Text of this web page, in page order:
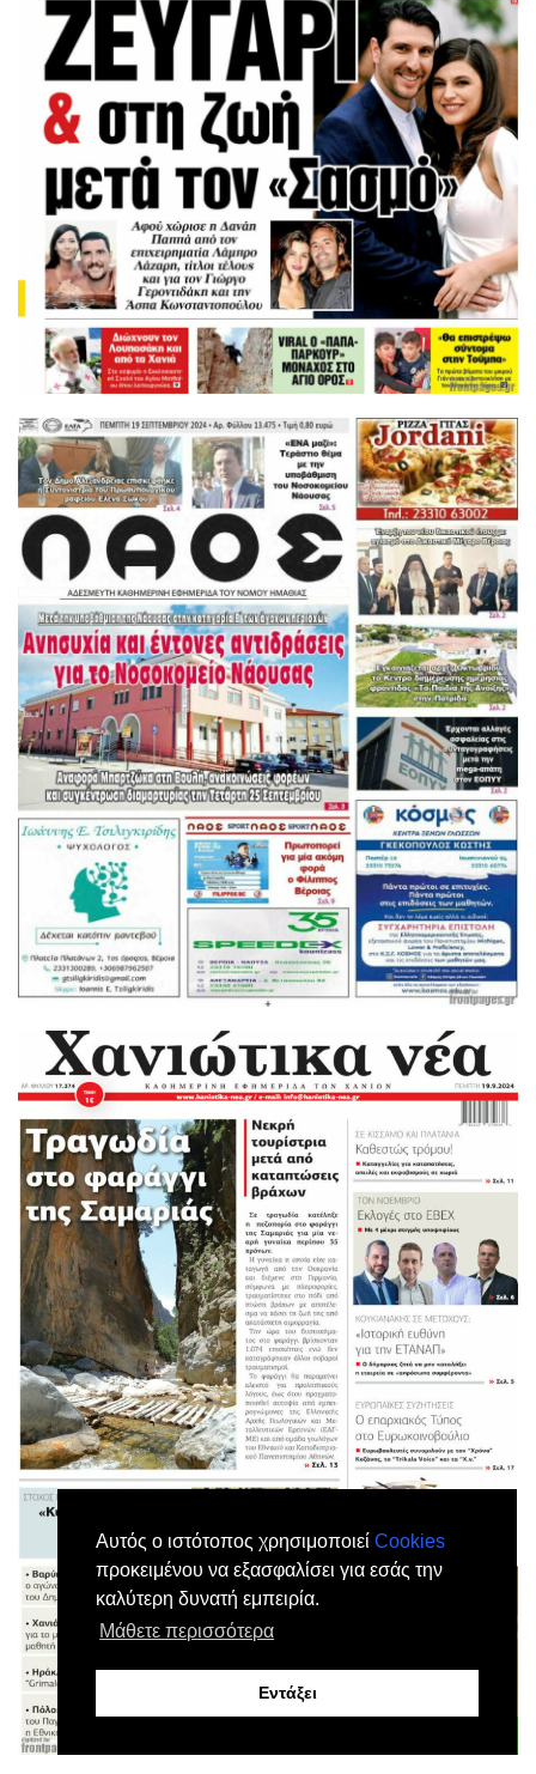
Αυτός ο ιστότοπος χρησιμοποιεί Cookies
προκειμένου να εξασφαλίσει για εσάς την
καλύτερη δυνατή εμπειρία.
Μάθετε περισσότερα
Εντάξει